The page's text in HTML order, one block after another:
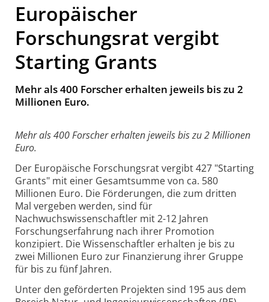
Europäischer
Forschungsrat vergibt
Starting Grants
Mehr als 400 Forscher erhalten jeweils bis zu 2
Millionen Euro.
Mehr als 400 Forscher erhalten jeweils bis zu 2 Millionen
Euro.
Der Europäische Forschungsrat vergibt 427 "Starting
Grants" mit einer Gesamtsumme von ca. 580
Millionen Euro. Die Förderungen, die zum dritten
Mal vergeben werden, sind für
Nachwuchswissenschaftler mit 2-12 Jahren
Forschungserfahrung nach ihrer Promotion
konzipiert. Die Wissenschaftler erhalten je bis zu
zwei Millionen Euro zur Finanzierung ihrer Gruppe
für bis zu fünf Jahren.
Unter den geförderten Projekten sind 195 aus dem